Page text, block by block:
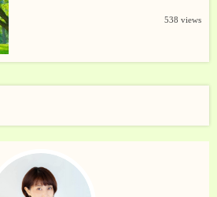
538 views